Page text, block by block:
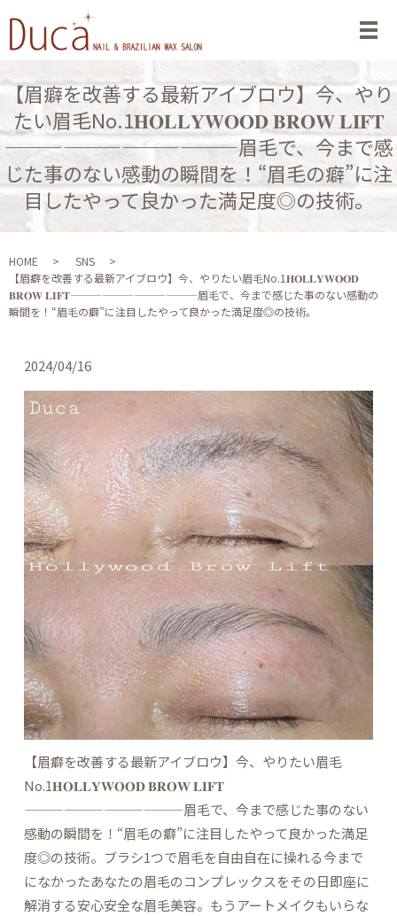
メ
【眉癖を改善する最新アイブロウ】今、やり
たい眉毛No.1𝐇𝐎𝐋𝐋𝐘𝐖𝐎𝐎𝐃 𝐁𝐑𝐎𝐖 𝐋𝐈𝐅𝐓︎
————————————眉毛で、今まで感
じた事のない感動の瞬間を！“眉毛の癖”に注
目したやって良かった満足度◎の技術。
HOME
SNS
【眉癖を改善する最新アイブロウ】今、やりたい眉毛No.1𝐇𝐎𝐋𝐋𝐘𝐖𝐎𝐎𝐃
𝐁𝐑𝐎𝐖 𝐋𝐈𝐅𝐓︎————————————眉毛で、今まで感じた事のない感動の
瞬間を！“眉毛の癖”に注目したやって良かった満足度◎の技術。
2024/04/16
【眉癖を改善する最新アイブロウ】今、やりたい眉毛
No.1𝐇𝐎𝐋𝐋𝐘𝐖𝐎𝐎𝐃 𝐁𝐑𝐎𝐖 𝐋𝐈𝐅𝐓︎
————————————眉毛で、今まで感じた事のない
感動の瞬間を！“眉毛の癖”に注目したやって良かった満足
度◎の技術。ブラシ1つで眉毛を自由自在に操れる今まで
になかったあなたの眉毛のコンプレックスをその日即座に
解消する安心安全な眉毛美容。もうアートメイクもいらな